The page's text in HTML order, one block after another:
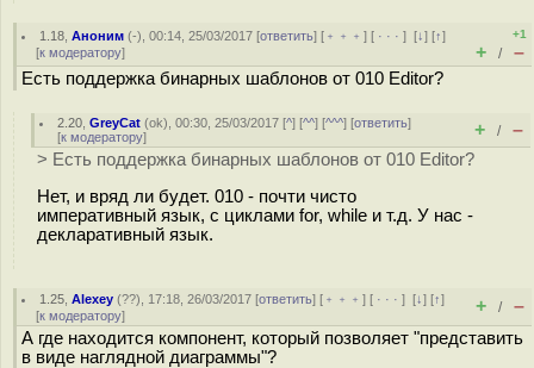
1.18 ,Аноним (-), 00:14, 25/03/2017 [ответить] [ ﹢﹢﹢] [ · · ·][↓] [↑]
[к модератору]
+1
+ / –
Есть поддержка бинарных шаблонов от 010 Editor?
2.20 ,GreyCat (ok), 00:30, 25/03/2017 [^] [^^] [^^^] [ответить]
[к модератору] + / –
> Есть поддержка бинарных шаблонов от 010 Editor?
Нет, и вряд ли будет. 010 - почти чисто
императивный язык, с циклами for, while и т.д. У нас -
декларативный язык.
1.25 ,Alexey (??), 17:18, 26/03/2017 [ответить] [ ﹢﹢﹢] [ · · ·][↓] [↑]
[к модератору] + / –
А где находится компонент, который позволяет "представить
в виде наглядной диаграммы"?